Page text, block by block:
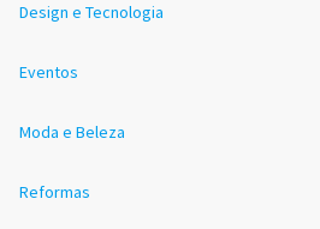
Design e Tecnologia
Eventos
Moda e Beleza
Reformas